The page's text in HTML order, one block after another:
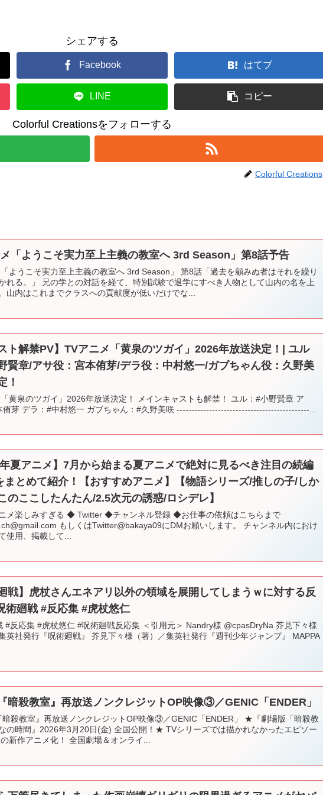
シェアする
Facebook はてブ
LINE コピー
Colorful Creationsをフォローする
Colorful Creations
「ようこそ実力至上主義の教室へ 3rd Season」第8話予告
ようこそ実力至上主義の教室へ 3rd Season」 第8話「過去を顧みぬ者はそれを繰り
れる。」 兄の学との対話を経て、特別試験で退学にすべき人物として山内の名を上
山内はこれまでクラスへの貢献度が低いだけでな...
スト解禁PV】TVアニメ「黄泉のツガイ」2026年放送決定！| ユル
賢章/アサ役：宮本侑芽/デラ役：中村悠一/ガブちゃん役：久野美
！
黄泉のツガイ」2026年放送決定！ メインキャストも解禁！ ユル：#小野賢章 ア
侑芽 デラ：#中村悠一 ガブちゃん：#久野美咲 ---------------------------------------------...
年夏アニメ】7月から始まる夏アニメで絶対に見るべき注目の続編
まとめて紹介！【おすすめアニメ】【物語シリーズ/推しの子/しか
のここしたんたん/2.5次元の誘惑/ロシデレ】
メ楽しみすぎる ◆ Twitter ◆チャンネル登録 ◆お仕事の依頼はこちらまで
もしくはTwitter@bakaya09にDMお願いします。 チャンネル内におけ
使用、掲載して...
戦】虎杖さんエネアリ以外の領域を展開してしまうｗに対する反
術廻戦 #反応集 #虎杖悠仁
#反応集 #虎杖悠仁 #呪術廻戦反応集 ＜引用元＞ Nandry様 @cpasDryNa 芥見下々様
集英社発行『呪術廻戦』 芥見下々様（著）／集英社発行『週刊少年ジャンプ』 MAPPA
暗殺教室』再放送ノンクレジットOP映像③／GENIC「ENDER」
暗殺教室』再放送ノンクレジットOP映像③／GENIC「ENDER」 ★『劇場版「暗殺教
の時間』2026年3月20日(金) 全国公開！★ TVシリーズでは描かれなかったエピソー
の新作アニメ化！ 全国劇場＆オンライ...